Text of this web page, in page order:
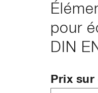
pour
DIN
Prix